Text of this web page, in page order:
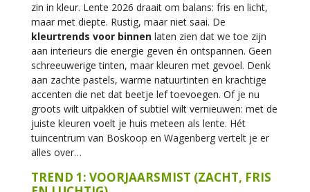
zin in kleur. Lente 2026 draait om balans: fris en licht,
maar met diepte. Rustig, maar niet saai. De
kleurtrends voor binnen laten zien dat we toe zijn
aan interieurs die energie geven én ontspannen. Geen
schreeuwerige tinten, maar kleuren met gevoel. Denk
aan zachte pastels, warme natuurtinten en krachtige
accenten die net dat beetje lef toevoegen. Of je nu
groots wilt uitpakken of subtiel wilt vernieuwen: met de
juiste kleuren voelt je huis meteen als lente. Hét
tuincentrum van Boskoop en Wagenberg vertelt je er
alles over…
TREND 1: VOORJAARSMIST (ZACHT, FRIS